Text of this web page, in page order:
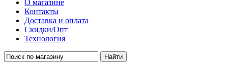
О магазине
Контакты
Доставка и оплата
Скидки/Опт
Технология